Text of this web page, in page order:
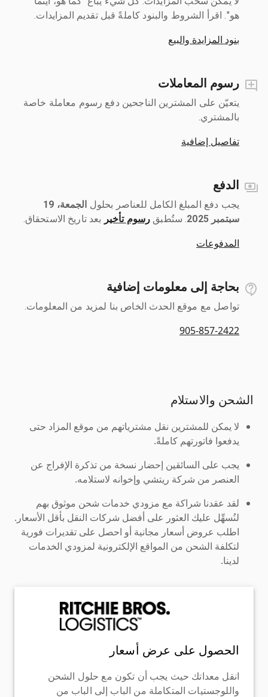
هو". اقرأ الشروط والبنود كاملةً قبل تقديم المزايدات.
بنود المزايدة والبيع
رسوم المعاملات
يتعيّن على المشترين الناجحين دفع رسوم معاملة خاصة
بالمشتري.
تفاصيل إضافية
الدفع
يجب دفع المبلغ الكامل للعناصر بحلول ‎
الجمعة، 19
سبتمبر 2025
‎. ستُطبق رسوم تأخير بعد تاريخ الاستحقاق.
المدفوعات
بحاجة إلى معلومات إضافية
تواصل مع موقع الحدث الخاص بنا لمزيد من المعلومات.
905-857-2422
الشحن والاستلام
لا يمكن للمشترين نقل مشترياتهم من موقع المزاد حتى
يدفعوا فاتورتهم كاملةً.
يجب على السائقين إحضار نسخة من تذكرة الإفراج عن
العنصر من شركة ريتشي وإخوانه لاستلامه.
لقد عقدنا شراكة مع مزودي خدمات شحن موثوق بهم
لنُسهِّل عليك العثور على أفضل شركات النقل بأقل الأسعار.
اطلب عروض أسعار مجانية أو احصل على تقديرات فورية
لتكلفة الشحن من المواقع الإلكترونية لمزودي الخدمات
لدينا.
الحصول على عرض أسعار
انقل معداتك حيث يجب أن تكون مع حلول الشحن
واللوجستيات المتكاملة من الباب إلى الباب من